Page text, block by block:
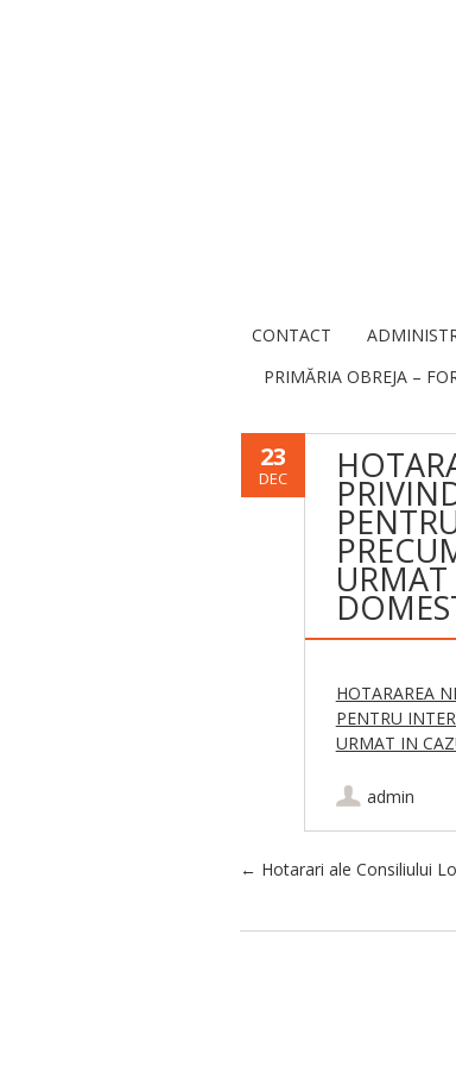
CONTACT
PRIMĂRIA OBREJA –
23
DEC
HOTARAREA
PENTRU
URMAT IN
admin
Post
← Hotarari ale Consiliului